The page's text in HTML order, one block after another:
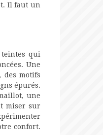
Il faut un
teintes qui
Une
des motifs
épurés.
une
miser sur
confort.